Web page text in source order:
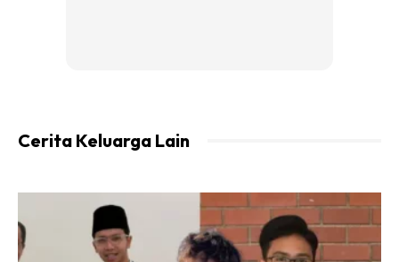
RESIPI AIR TELANG SELASIH LEMON
Cerita Keluarga Lain